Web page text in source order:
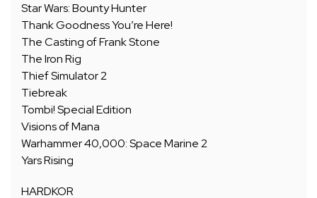
Star Wars: Bounty Hunter
Thank Goodness You’re Here!
The Casting of Frank Stone
The Iron Rig
Thief Simulator 2
Tiebreak
Tombi! Special Edition
Visions of Mana
Warhammer 40,000: Space Marine 2
Yars Rising
HARDKOR